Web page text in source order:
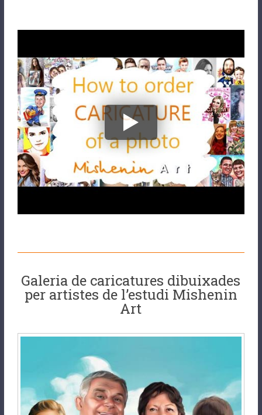
Galeria de caricatures dibuixades
per artistes de l’estudi Mishenin
Art